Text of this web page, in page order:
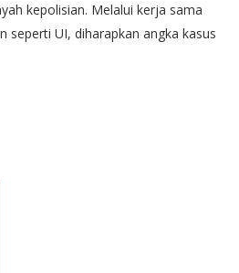
kepolisian. Melalui kerja sama
seperti UI, diharapkan angka kasus